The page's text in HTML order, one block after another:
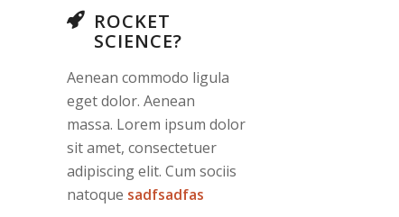
ROCKET
SCIENCE?
Aenean commodo ligula
eget dolor. Aenean
massa. Lorem ipsum dolor
sit amet, consectetuer
adipiscing elit. Cum sociis
natoque sadfsadfas